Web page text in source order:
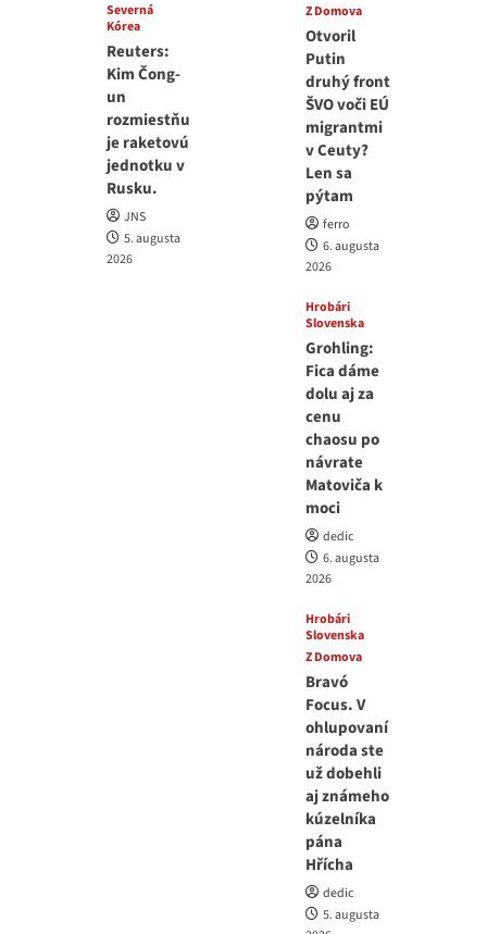
Severná
Kórea
Reuters:
Kim Čong-
un
rozmiestňu
je raketovú
jednotku v
Rusku.
JNS
5. augusta
2026
Z Domova
Otvoril
Putin
druhý front
ŠVO voči EÚ
migrantmi
v Ceuty?
Len sa
pýtam
ferro
6. augusta
2026
Hrobári
Slovenska
Grohling:
Fica dáme
dolu aj za
cenu
chaosu po
návrate
Matoviča k
moci
dedic
6. augusta
2026
Hrobári
Slovenska
Z Domova
Bravó
Focus. V
ohlupovaní
národa ste
už dobehli
aj známeho
kúzelníka
pána
Hřícha
dedic
5. augusta